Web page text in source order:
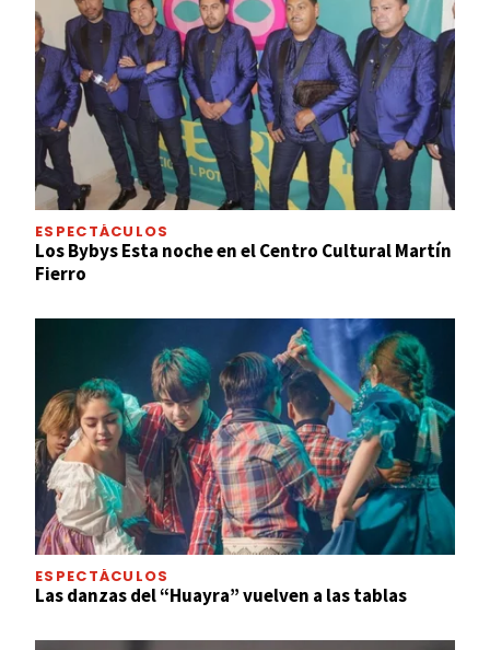
ESPECTÁCULOS
Los Bybys Esta noche en el Centro Cultural Martín
Fierro
ESPECTÁCULOS
Las danzas del “Huayra” vuelven a las tablas